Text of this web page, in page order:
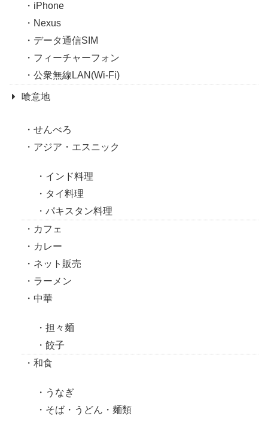
iPhone
Nexus
データ通信SIM
フィーチャーフォン
公衆無線LAN(Wi-Fi)
喰意地
せんべろ
アジア・エスニック
インド料理
タイ料理
パキスタン料理
カフェ
カレー
ネット販売
ラーメン
中華
担々麺
餃子
和食
うなぎ
そば・うどん・麺類